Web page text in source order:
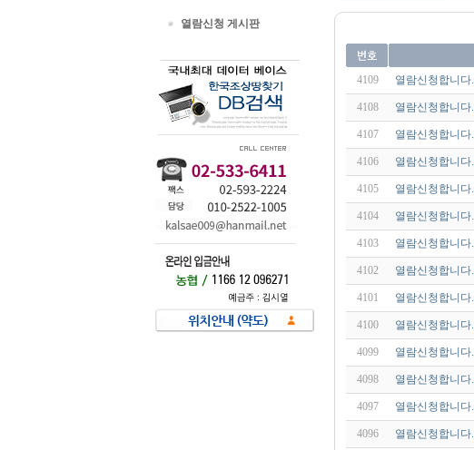
열람신청 게시판
4109 열람신청합니다.
4108 열람신청합니다.
4107 열람신청합니다.
4106 열람신청합니다.
4105 열람신청합니다.
4104 열람신청합니다.
4103 열람신청합니다.
4102 열람신청합니다.
4101 열람신청합니다.
4100 열람신청합니다.
4099 열람신청합니다.
4098 열람신청합니다.
4097 열람신청합니다.
4096 열람신청합니다.